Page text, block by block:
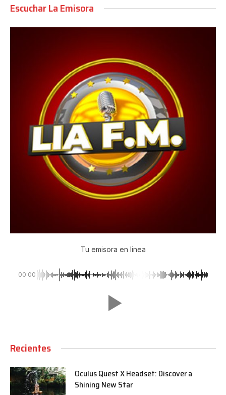
Escuchar La Emisora
Tu emisora en linea
00:00
Recientes
Oculus Quest X Headset: Discover a
Shining New Star